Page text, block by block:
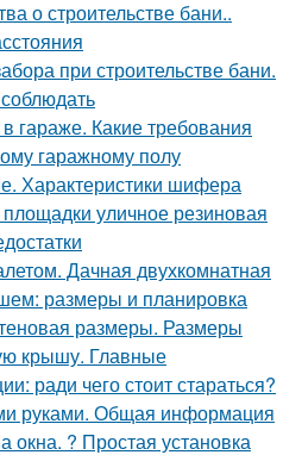
о строительстве бани..
при строительстве бани.
гараже. Какие требования
гаражному полу
Характеристики шифера
уличное резиновая
Дачная двухкомнатная
размеры и планировка
размеры. Размеры
крышу. Главные
ради чего стоит стараться?
руками. Общая информация
окна. ? Простая установка